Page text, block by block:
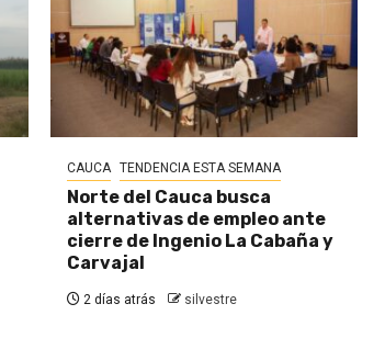
CAUCA TENDENCIA ESTA SEMANA
Norte del Cauca busca
alternativas de empleo ante
cierre de Ingenio La Cabaña y
Carvajal
2 días atrás silvestre